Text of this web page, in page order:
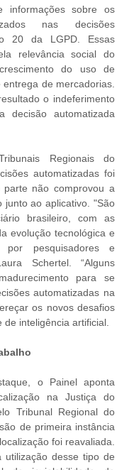
informações sobre os
nas decisões
20 da LGPD. Essas
relevância social do
do uso de
de mercadorias.
o indeferimento
decisão automatizada
Regionais do
automatizadas foi
não comprovou a
junto ao aplicativo. "São
brasileiro, com as
evolução tecnológica e
por pesquisadores e
Schertel. “Alguns
para se
automatizadas na
os novos desafios
inteligência artificial.
o Painel aponta
na Justiça do
Tribunal Regional do
de primeira instância
foi reavaliada.
desse tipo de